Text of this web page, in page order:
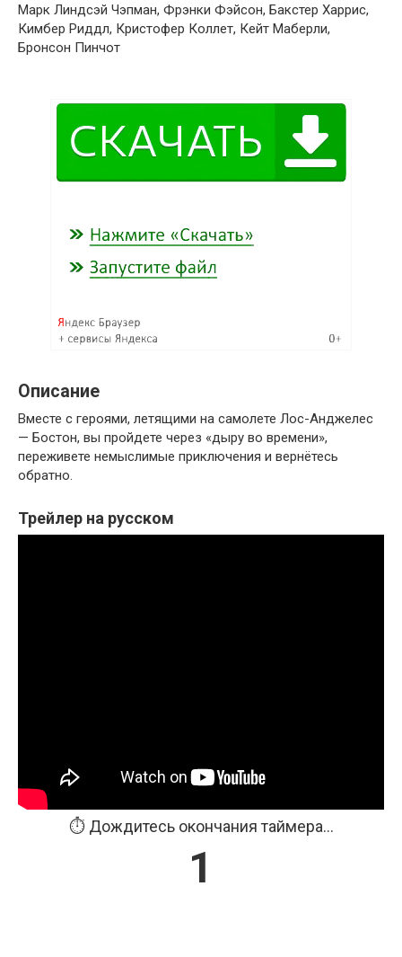
Марк Линдсэй Чэпман, Фрэнки Фэйсон, Бакстер Харрис,
Кимбер Риддл, Кристофер Коллет, Кейт Маберли,
Бронсон Пинчот
Описание
Вместе с героями, летящими на самолете Лос-Анджелес
— Бостон, вы пройдете через «дыру во времени»,
переживете немыслимые приключения и вернётесь
обратно.
Трейлер на русском
⏱️ Дождитесь окончания таймера...
1